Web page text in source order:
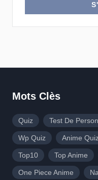
Mots Clès
Quiz Test De
Wp Quiz Anime Quiz
Top10 Top Anime
One Piece Anime